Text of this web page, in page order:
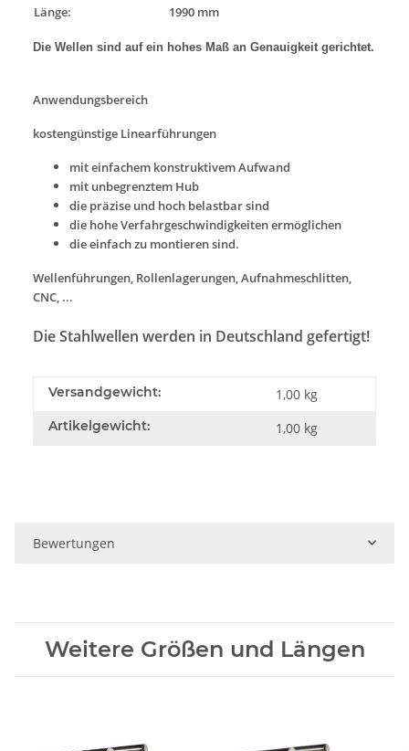
Länge: 1990 mm
Die Wellen sind auf ein hohes Maß an Genauigkeit gerichtet.
Anwendungsbereich
kostengünstige Linearführungen
mit einfachem konstruktivem Aufwand
mit unbegrenztem Hub
die präzise und hoch belastbar sind
die hohe Verfahrgeschwindigkeiten ermöglichen
die einfach zu montieren sind.
Wellenführungen, Rollenlagerungen, Aufnahmeschlitten,
CNC, ...
Die Stahlwellen werden in Deutschland gefertigt!
Versandgewicht: 1,00 kg
Artikelgewicht: 1,00 kg
Bewertungen
Weitere Größen und Längen